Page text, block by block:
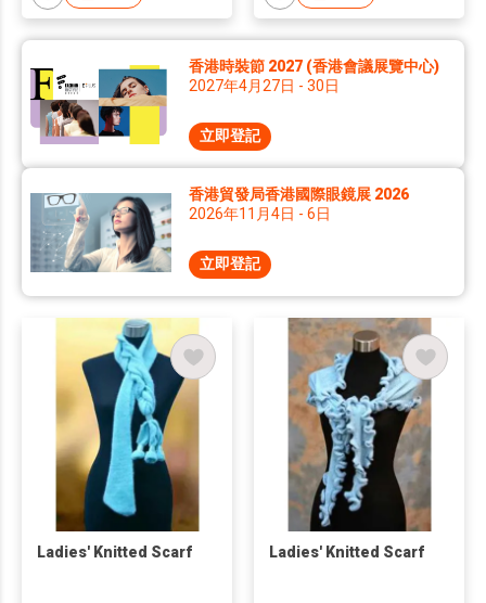
香港時裝節 2027 (香港會議展覽中心)
2027年4月27日 - 30日
立即登記
香港貿發局香港國際眼鏡展 2026
2026年11月4日 - 6日
立即登記
Ladies' Knitted Scarf Ladies' Knitted Scarf